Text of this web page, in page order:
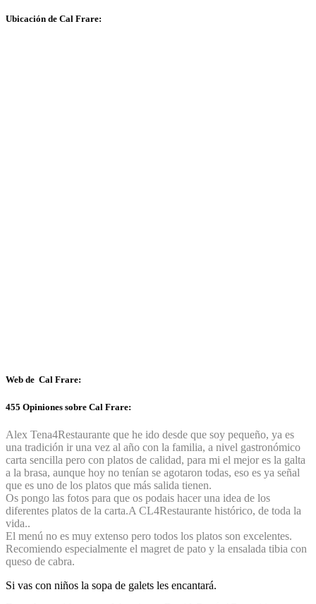
Ubicación de Cal Frare:
Web de Cal Frare:
455 Opiniones sobre Cal Frare:
Alex Tena4Restaurante que he ido desde que soy pequeño, ya es
una tradición ir una vez al año con la familia, a nivel gastronómico
carta sencilla pero con platos de calidad, para mi el mejor es la galta
a la brasa, aunque hoy no tenían se agotaron todas, eso es ya señal
que es uno de los platos que más salida tienen.
Os pongo las fotos para que os podais hacer una idea de los
diferentes platos de la carta.A CL4Restaurante histórico, de toda la
vida..
El menú no es muy extenso pero todos los platos son excelentes.
Recomiendo especialmente el magret de pato y la ensalada tibia con
queso de cabra.
Si vas con niños la sopa de galets les encantará.